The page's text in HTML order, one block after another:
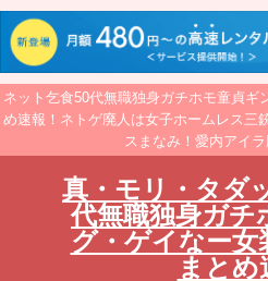
ネット乞食50代無職独身ガチホモ童貞ギ
め速報！ネトゲ廃人は女子ホームレス三
スまなみ！愛内アイラ
真・モリ・タダ
代無職独身ガチ
グ・ゲイなー女
まとめ